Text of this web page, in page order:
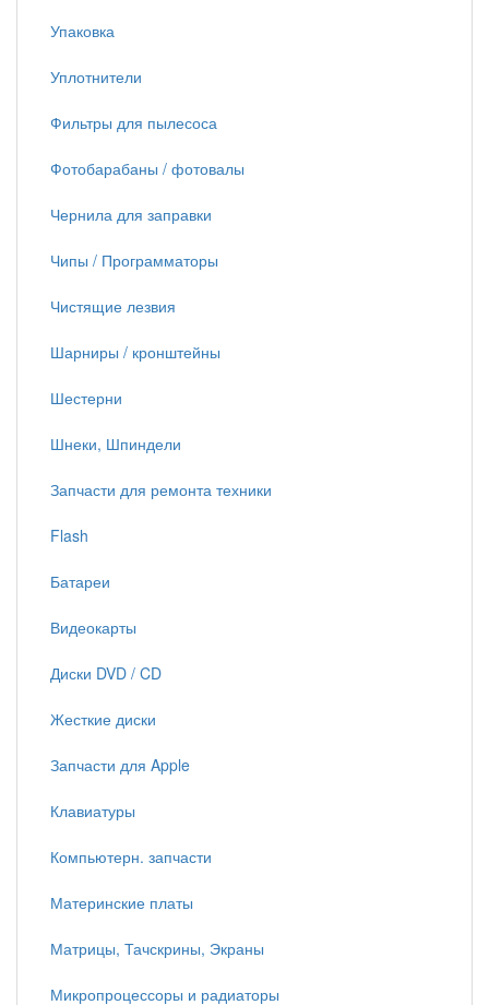
Упаковка
Уплотнители
Фильтры для пылесоса
Фотобарабаны / фотовалы
Чернила для заправки
Чипы / Программаторы
Чистящие лезвия
Шарниры / кронштейны
Шестерни
Шнеки, Шпиндели
Запчасти для ремонта техники
Flash
Батареи
Видеокарты
Диски DVD / CD
Жесткие диски
Запчасти для Apple
Клавиатуры
Компьютерн. запчасти
Материнские платы
Матрицы, Тачскрины, Экраны
Микропроцессоры и радиаторы